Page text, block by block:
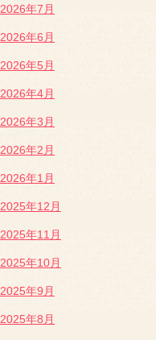
2026年7月
2026年6月
2026年5月
2026年4月
2026年3月
2026年2月
2026年1月
2025年12月
2025年11月
2025年10月
2025年9月
2025年8月